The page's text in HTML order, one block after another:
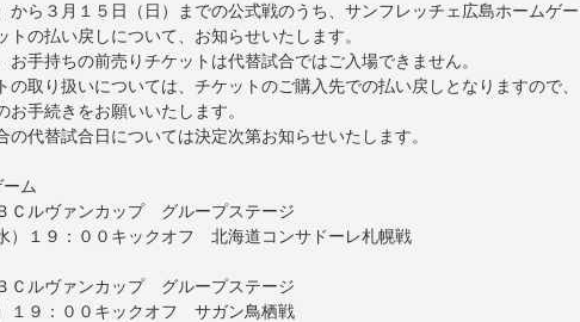
から３月１５日（日）までの公式戦のうち、サンフレッチェ広島ホームゲー
トの払い戻しについて、お知らせいたします。
お手持ちの前売りチケットは代替試合ではご入場できません。
の取り扱いについては、チケットのご購入先での払い戻しとなりますので、
手続きをお願いいたします。
の代替試合日については決定次第お知らせいたします。
ム
Ｃルヴァンカップ グループステージ
１９：００キックオフ 北海道コンサドーレ札幌戦
Ｃルヴァンカップ グループステージ
１９：００キックオフ サガン鳥栖戦